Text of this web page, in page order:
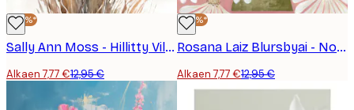
-40%*
Sally Ann Moss - Hillitty Villikukkakimppu Juliste
Alkaen 7,77 €12,95 €
-40%*
Rosana Laiz Blursbyai - Noor Juliste
Alkaen 7,77 €12,95 €